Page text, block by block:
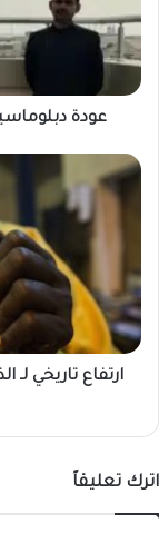
في
الخرطوم
عودة
ارتفاع
تاريخي
السودان..
سعر
الجرام
يتجاوز
500
اترك تعليقاً